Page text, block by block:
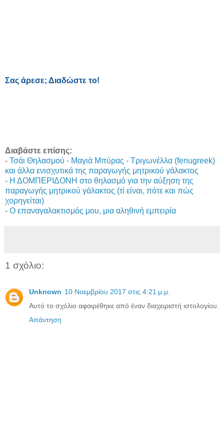
Σας άρεσε; Διαδώστε το!
Διαβάστε επίσης:
- Τσάι Θηλασμού - Μαγιά Μπύρας - Τριγωνέλλα (fenugreek)
και άλλα ενισχυτικά της παραγωγής μητρικού γάλακτος
- Η ΔΟΜΠΕΡΙΔΟΝΗ στο θηλασμό για την αύξηση της
παραγωγής μητρικού γάλακτος (τί είναι, πότε και πώς
χορηγείται)
- Ο επαναγαλακτισμός μου, μια αληθινή εμπειρία
1 σχόλιο:
Unknown 10 Νοεμβρίου 2017 στις 4:21 μ.μ.
Αυτό το σχόλιο αφαιρέθηκε από έναν διαχειριστή ιστολογίου.
Απάντηση